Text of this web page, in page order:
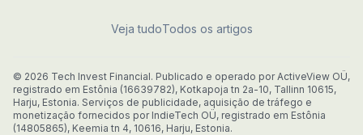
Veja tudoTodos os artigos
© 2026 Tech Invest Financial. Publicado e operado por ActiveView OÜ,
registrado em Estônia (16639782), Kotkapoja tn 2a-10, Tallinn 10615,
Harju, Estonia. Serviços de publicidade, aquisição de tráfego e
monetização fornecidos por IndieTech OÜ, registrado em Estônia
(14805865), Keemia tn 4, 10616, Harju, Estonia.